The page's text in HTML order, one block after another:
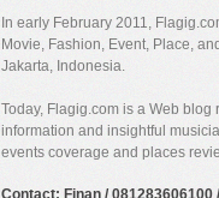
In early February 2011,
Movie, Fashion, Event, Place,
Jakarta, Indonesia.
Today, Flagig.com is a Web
information and insightful
events coverage and places
Contact: Finan /